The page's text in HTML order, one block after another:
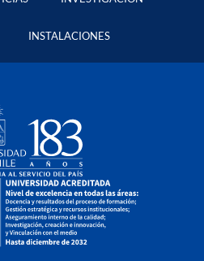
INSTALACIONES